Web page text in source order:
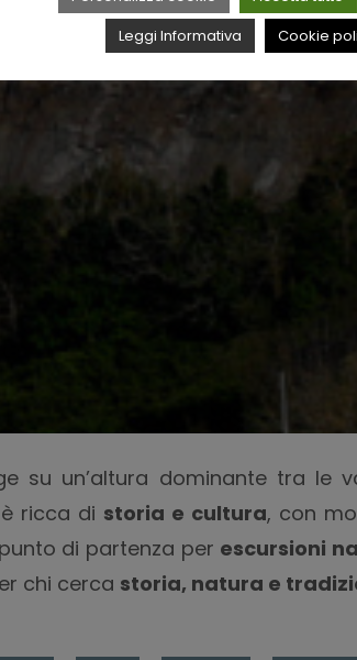
su un’altura dominante tra
ricca di storia e cultura, con
di partenza per escursioni
chi cerca storia, natura e
Leggi Informativa
Cookie